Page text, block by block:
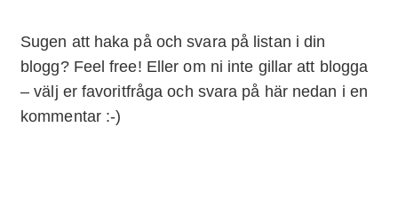
Sugen att haka på och svara på listan i din
blogg? Feel free! Eller om ni inte gillar att blogga
– välj er favoritfråga och svara på här nedan i en
kommentar :-)